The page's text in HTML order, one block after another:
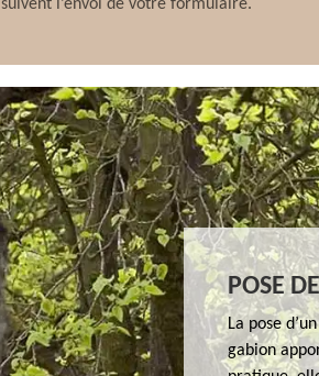
suivent l’envoi de votre formulaire.
POSE
La pose
gabion